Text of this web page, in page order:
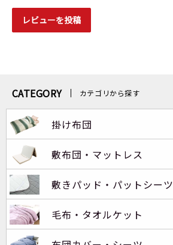
レビューを投稿
CATEGORY カテゴリから探す
掛け布団
敷布団・マットレス
敷きパッド・パットシーツ
毛布・タオルケット